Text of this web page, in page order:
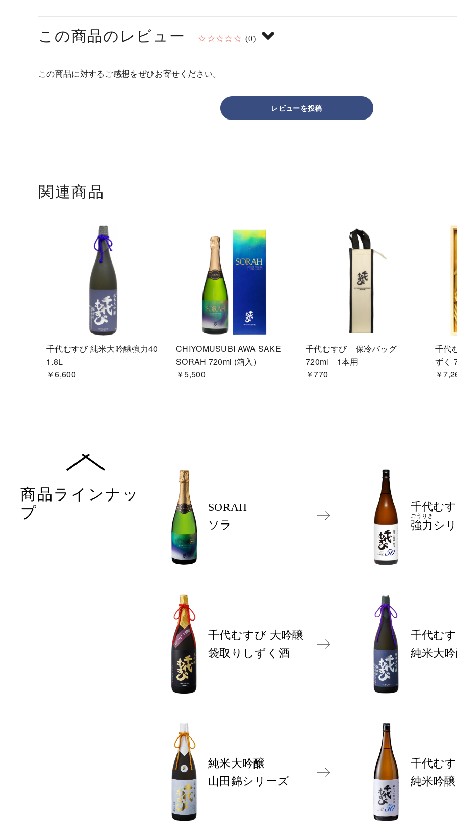
この商品のレビュー ☆☆☆☆☆ (0)
この商品に対するご感想をぜひお寄せください。
レビューを投稿
千代むすび 純米大吟醸強力40
1.8L
￥6,600
CHIYOMUSUBI AWA SAKE
SORAH 720ml (箱入)
￥5,500
千代むすび 保冷バッグ
720ml 1本用
￥770
千代
ずく
￥
商品ラインナッ
プ
SORAH
ソラ
千代む
強力
ごうりき
シ
千代むすび 大吟醸
袋取りしずく酒
千代む
純米大
純米大吟醸
山田錦シリーズ
千代む
純米吟醸